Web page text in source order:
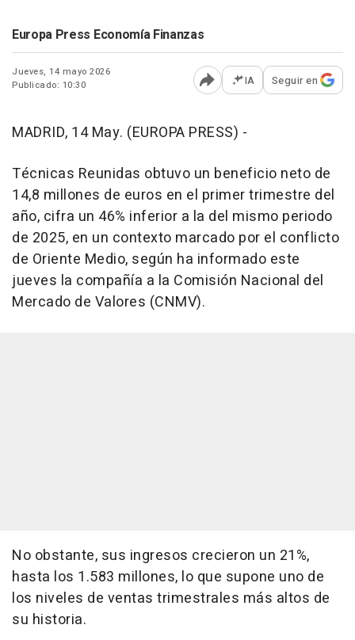
Europa Press Economía Finanzas
Jueves, 14 mayo 2026
Publicado: 10:30
Abrir opciones para
IA Seguir en
MADRID, 14 May. (EUROPA PRESS) -
Técnicas Reunidas obtuvo un beneficio neto de
14,8 millones de euros en el primer trimestre del
año, cifra un 46% inferior a la del mismo periodo
de 2025, en un contexto marcado por el conflicto
de Oriente Medio, según ha informado este
jueves la compañía a la Comisión Nacional del
Mercado de Valores (CNMV).
No obstante, sus ingresos crecieron un 21%,
hasta los 1.583 millones, lo que supone uno de
los niveles de ventas trimestrales más altos de
su historia.